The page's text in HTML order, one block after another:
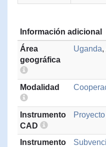
Información adicional
Área
geográfica
Uganda,
Modalidad
Instrumento
CAD
Proyecto
Instrumento